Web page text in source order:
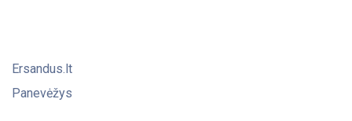
Ersandus.lt
Panevėžys